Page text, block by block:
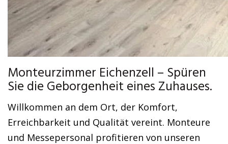
Monteurzimmer Eichenzell – Spüren
Sie die Geborgenheit eines Zuhauses.
Willkommen an dem Ort, der Komfort,
Erreichbarkeit und Qualität vereint. Monteure
und Messepersonal profitieren von unseren